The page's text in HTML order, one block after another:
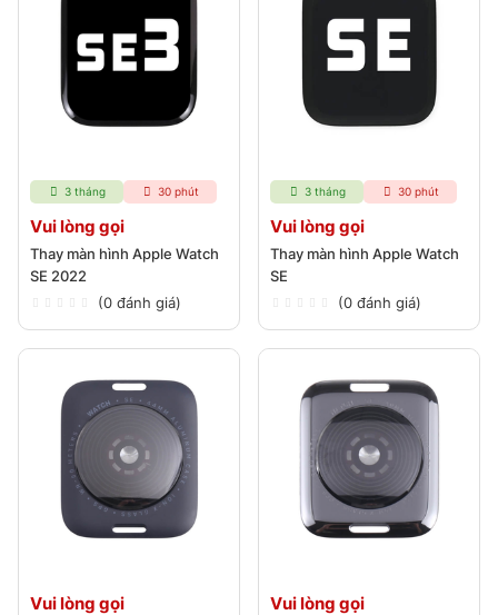
3 tháng 30 phút
Vui lòng gọi
Thay màn hình Apple Watch
SE 2022
(0 đánh giá)
3 tháng 30 phút
Vui lòng gọi
Thay màn hình Apple Watch
SE
(0 đánh giá)
Vui lòng gọi Vui lòng gọi